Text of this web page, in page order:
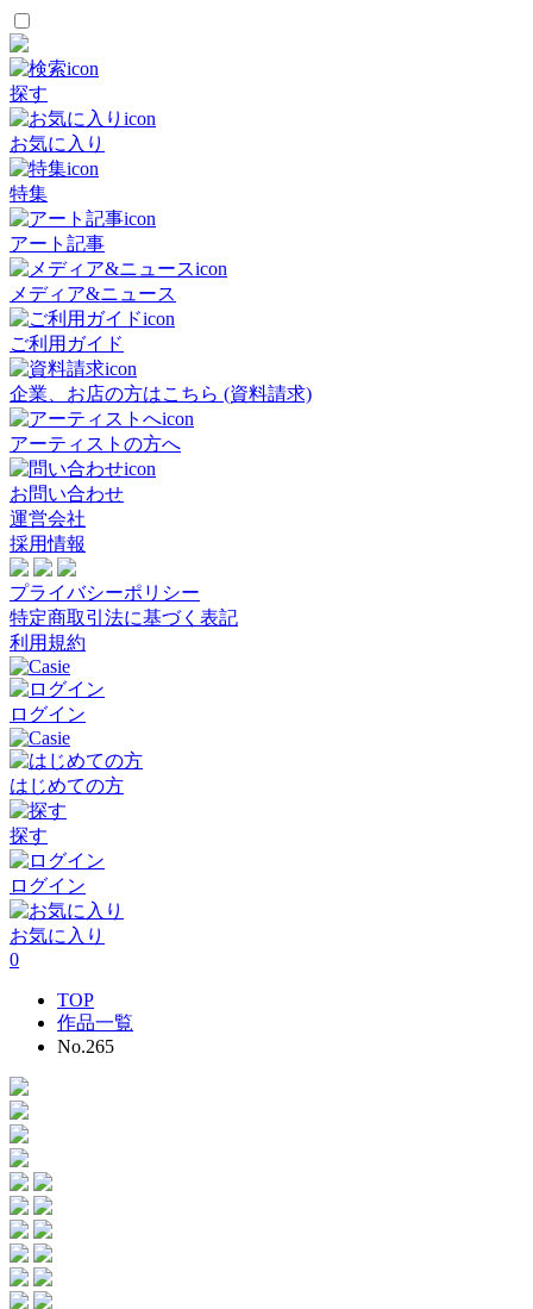
探す
お気に入り
特集
アート記事
メディア&ニュース
ご利用ガイド
企業、お店の方はこちら (資料請求)
アーティストの方へ
お問い合わせ
運営会社
採用情報
プライバシーポリシー
特定商取引法に基づく表記
利用規約
ログイン
はじめての方
探す
ログイン
お気に入り
0
TOP
作品一覧
No.265